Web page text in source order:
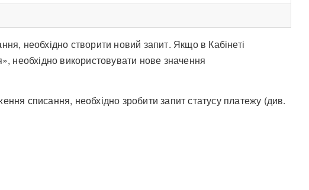
необхідно створити новий запит. Якщо в Кабінеті
необхідно використовувати нове значення
списання, необхідно зробити запит статусу платежу (див.